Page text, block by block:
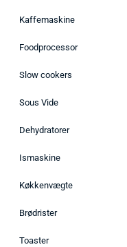
Kaffemaskine
Foodprocessor
Slow cookers
Sous Vide
Dehydratorer
Ismaskine
Køkkenvægte
Brødrister
Toaster